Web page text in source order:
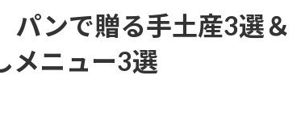
パンで贈る手土産3選＆
メニュー3選